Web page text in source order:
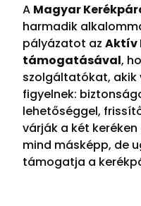
A Magyar
harmadik
pályázatot az Aktív
támogatásával,
szolgáltatókat, akik
figyelnek:
lehetőséggel,
várják a két
mind másképp, de
támogatja a